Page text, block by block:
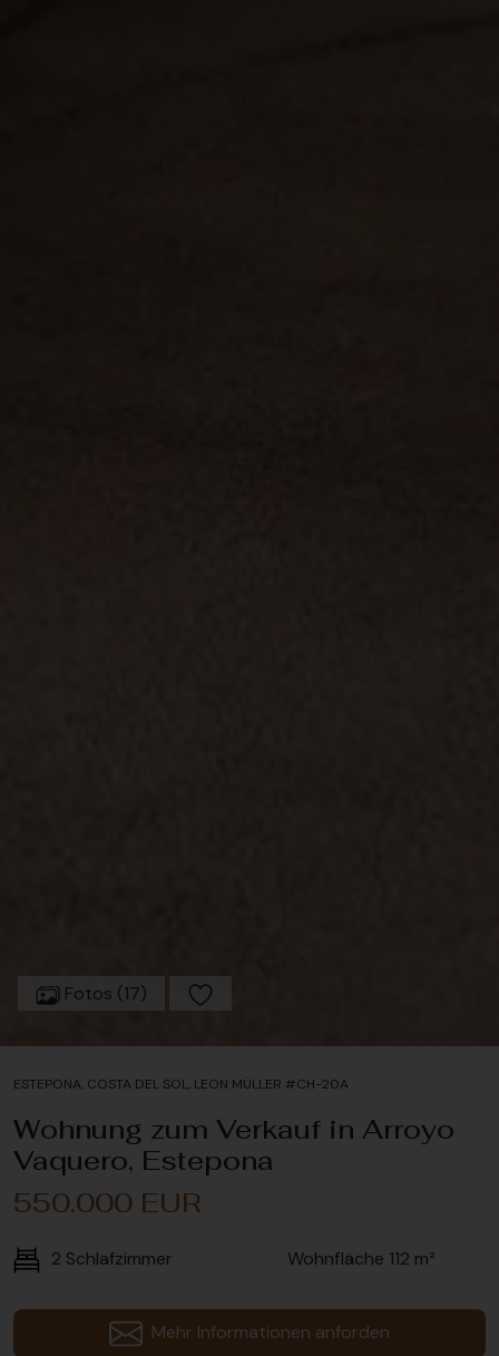
Fotos (17)
ESTEPONA, COSTA DEL SOL, LEON MÜLLER #CH-20A
Wohnung zum Verkauf in Arroyo
Vaquero, Estepona
550.000 EUR
2 Schlafzimmer Wohnfläche 112 m²
Mehr Informationen anforden